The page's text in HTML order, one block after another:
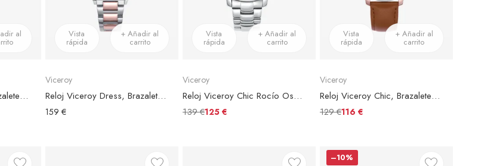
al
Reloj Viceroy Chic, Brazalete Acero Dorado, Esfera Negra
Vista
rápida
+ Añadir al
carrito
Viceroy
Reloj Viceroy Dress, Brazalete Acero Bicolor, Esfera Negra
159 €
Vista
rápida
+ Añadir al
carrito
Viceroy
Reloj Viceroy Chic Rocío Osorno, Brazalete Acero Plateado, Esfera Azul
139 €125 €
Vista
rápida
+ Añadir al
carrito
Viceroy
Reloj Viceroy Chic, Brazalete Piel Marrón, Esfera Verde
129 €116 €
–10%